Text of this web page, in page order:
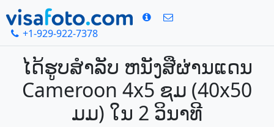
+1-929-922-7378
ໄດ້ຮູບສໍາລັບ ຫນັງສືຜ່ານແດນ
Cameroon 4x5 ຊມ (40x50
ມມ) ໃນ 2 ວິນາທີ